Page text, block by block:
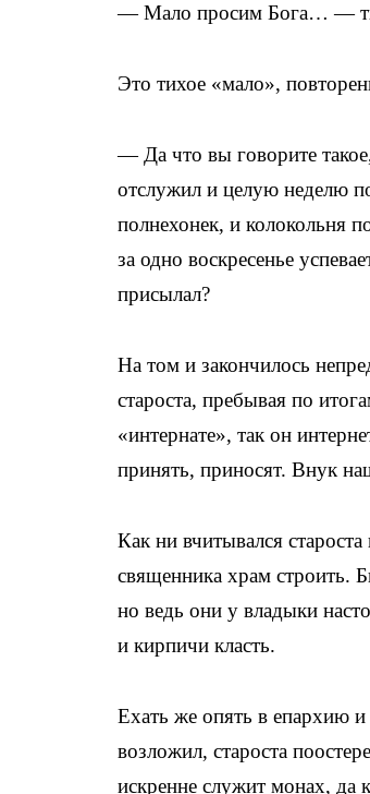
— Мало просим Бога… —
Это тихое «мало»,
— Да что вы говорите
отслужил и целую неделю
полнехонек, и колокольня
за одно воскресенье
присылал?
На том и закончилось
староста, пребывая по
«интернате», так он
принять, приносят. Внук
Как ни вчитывался
священника храм строить.
но ведь они у владыки
и кирпичи класть.
Ехать же опять в епархию
возложил, староста
искренне служит монах, да